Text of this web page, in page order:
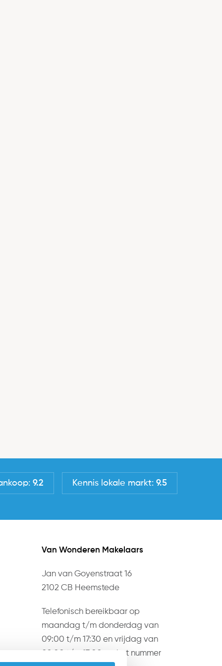
9.2 Kennis lokale markt: 9.5
Van Wonderen Makelaars
Jan van Goyenstraat 16
2102 CB Heemstede
Telefonisch bereikbaar op
maandag t/m donderdag van
09:00 t/m 17:30 en vrijdag van
09:00 t/m 17:00 op het nummer